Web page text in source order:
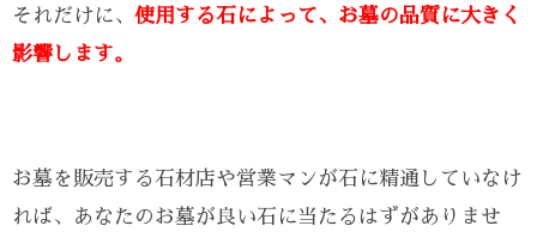
それだけに、 使用する石によって、お墓の品質に大きく
影響します。
お墓を販売する石材店や営業マンが石に精通していなけ
れば、あなたのお墓が良い石に当たるはずがありませ